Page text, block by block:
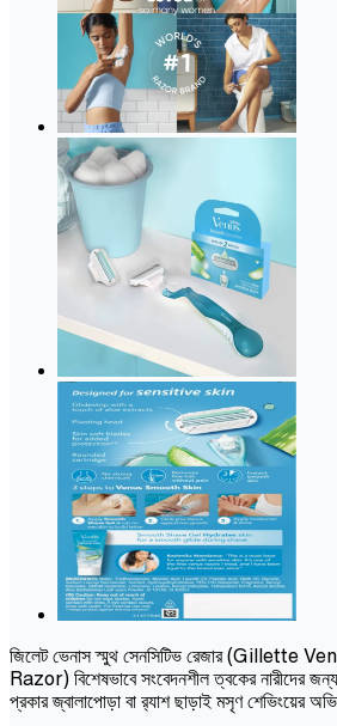
জিলেট ভেনাস স্মুথ সেনসিটিভ রেজার
Razor) বিশেষভাবে সংবেদনশীল ত্বকের নারীদের
প্রকার জ্বালাপোড়া বা র‍্যাশ ছাড়াই মসৃণ শেভিংয়ের